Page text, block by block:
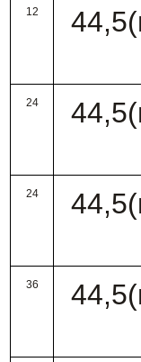
12
24
24
36